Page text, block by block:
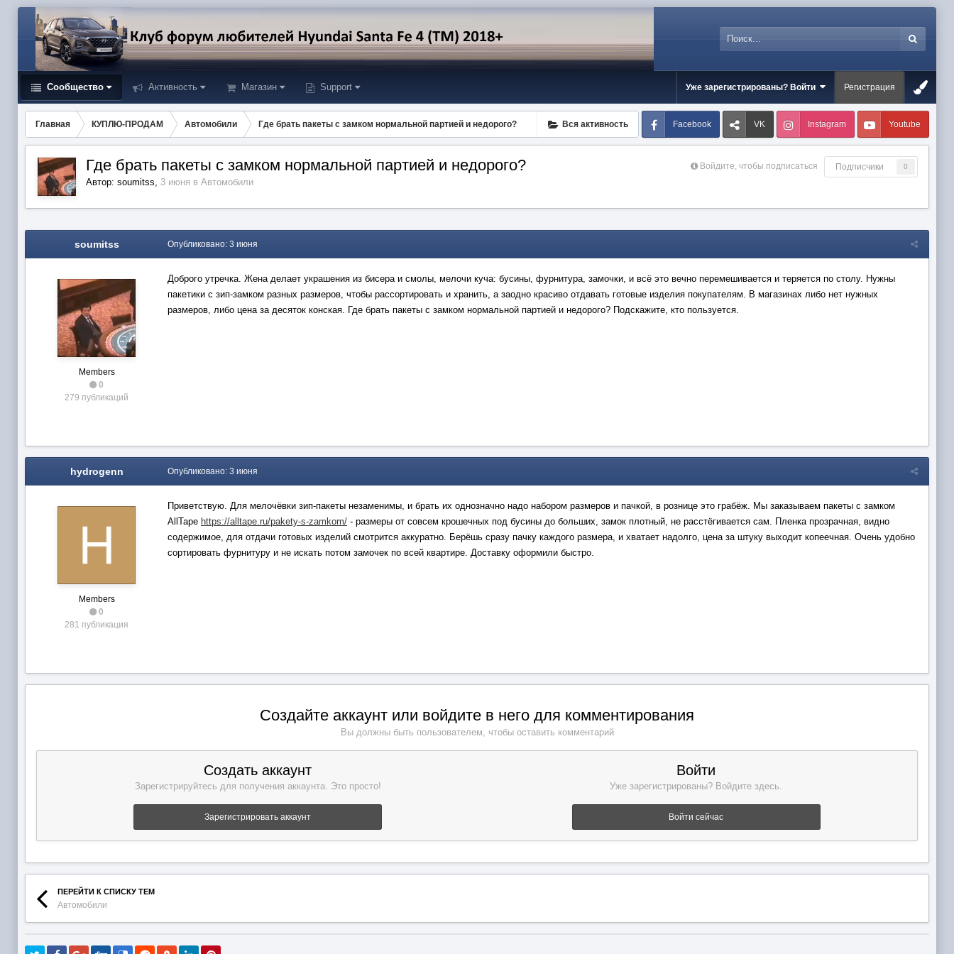
Сообщество Активность Магазин Support Уже зарегистрированы? Войти Регистрация
Вся активность
Главная КУПЛЮ-ПРОДАМ Автомобили Где брать пакеты с замком нормальной партией и недорого? Facebook VK Instagram Youtube
Войдите, чтобы подписаться Подписчики 0
Где брать пакеты с замком нормальной партией и недорого?
Автор: soumitss, 3 июня в Автомобили
soumitss
Members
0
279 публикаций
Опубликовано: 3 июня
Доброго утречка. Жена делает украшения из бисера и смолы, мелочи куча: бусины, фурнитура, замочки, и всё это вечно перемешивается и теряется по столу. Нужны
пакетики с зип-замком разных размеров, чтобы рассортировать и хранить, а заодно красиво отдавать готовые изделия покупателям. В магазинах либо нет нужных
размеров, либо цена за десяток конская. Где брать пакеты с замком нормальной партией и недорого? Подскажите, кто пользуется.
hydrogenn
Members
0
281 публикация
Опубликовано: 3 июня
Приветствую. Для мелочёвки зип-пакеты незаменимы, и брать их однозначно надо набором размеров и пачкой, в рознице это грабёж. Мы заказываем пакеты с замком
AllTape https://alltape.ru/pakety-s-zamkom/ - размеры от совсем крошечных под бусины до больших, замок плотный, не расстёгивается сам. Пленка прозрачная, видно
содержимое, для отдачи готовых изделий смотрится аккуратно. Берёшь сразу пачку каждого размера, и хватает надолго, цена за штуку выходит копеечная. Очень удобно
сортировать фурнитуру и не искать потом замочек по всей квартире. Доставку оформили быстро.
Создайте аккаунт или войдите в него для комментирования
Вы должны быть пользователем, чтобы оставить комментарий
Создать аккаунт
Зарегистрируйтесь для получения аккаунта. Это просто!
Зарегистрировать аккаунт
Войти
Уже зарегистрированы? Войдите здесь.
Войти сейчас
ПЕРЕЙТИ К СПИСКУ ТЕМ
Автомобили